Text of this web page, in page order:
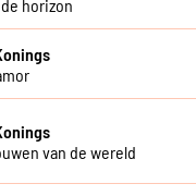
horizon
van de wereld